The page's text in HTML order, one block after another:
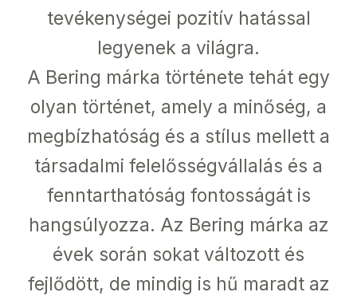
tevékenységei pozitív hatással
legyenek a világra.
A Bering márka története tehát egy
olyan történet, amely a minőség, a
megbízhatóság és a stílus mellett a
társadalmi felelősségvállalás és a
fenntarthatóság fontosságát is
hangsúlyozza. Az Bering márka az
évek során sokat változott és
fejlődött, de mindig is hű maradt az